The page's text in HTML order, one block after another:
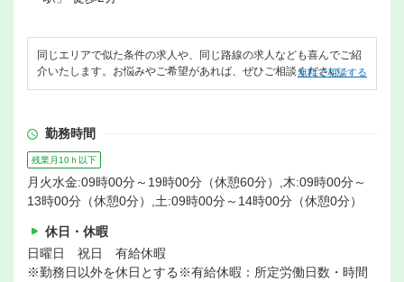
同じエリアで似た条件の求人や、同じ路線の求人なども喜んでご紹
介いたします。お悩みやご希望があれば、ぜひご相談ください。
無料で相談する
勤務時間
残業月10ｈ以下
月火水金:09時00分～19時00分（休憩60分）,木:09時00分～
13時00分（休憩0分）,土:09時00分～14時00分（休憩0分）
休日・休暇
日曜日 祝日 有給休暇
※勤務日以外を休日とする※有給休暇：所定労働日数・時間